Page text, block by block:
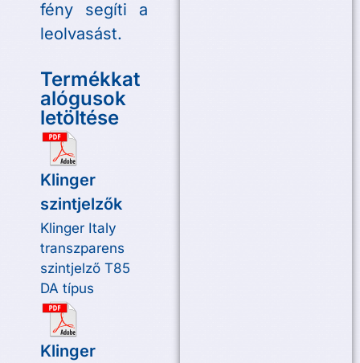
fény segíti a
leolvasást.
Termékkat
alógusok
letöltése
Klinger
szintjelzők
Klinger Italy
transzparens
szintjelző T85
DA típus
Klinger